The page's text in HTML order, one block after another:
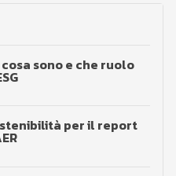
sono e che ruolo
per il report